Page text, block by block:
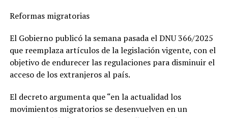
Reformas migratorias
El Gobierno publicó la semana pasada el DNU 366/2025
que reemplaza artículos de la legislación vigente, con el
objetivo de endurecer las regulaciones para disminuir el
acceso de los extranjeros al país.
El decreto argumenta que “en la actualidad los
movimientos migratorios se desenvuelven en un